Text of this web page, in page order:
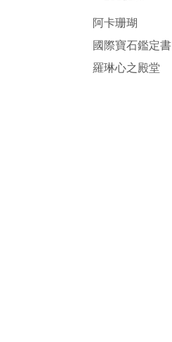
阿卡珊瑚
國際寶石鑑定書
羅琳心之殿堂